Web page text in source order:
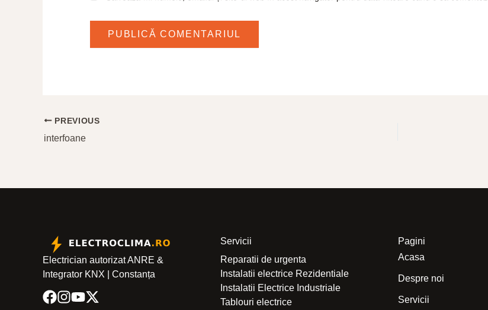
PREVIOUS
interfoane
Electrician autorizat ANRE &
Integrator KNX | Constanța
Servicii
Reparatii de urgenta
Instalatii electrice Rezidentiale
Instalatii Electrice Industriale
Tablouri electrice
Pagini
Acasa
Despre noi
Servicii